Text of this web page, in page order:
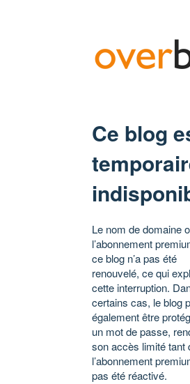
Ce blog
Le nom de domaine
l’abonnement
ce blog n’a pas été
renouvelé, ce qui
cette interruption.
certains cas, le blog
également être
un mot de passe,
son accès limité tant
l’abonnement
pas été réactivé.